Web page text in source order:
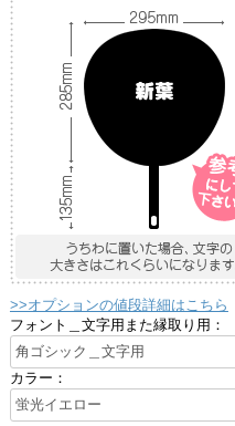
>>オプションの値段詳細はこちら
フォント＿文字用また縁取り用：
カラー：